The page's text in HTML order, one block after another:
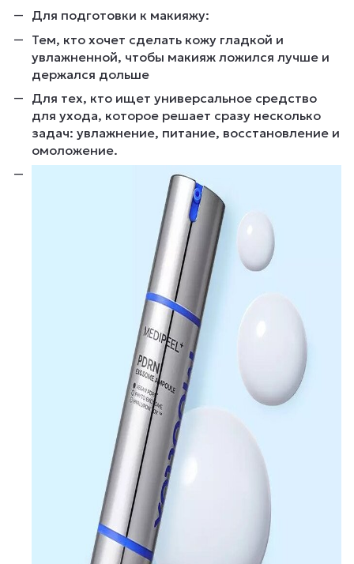
Для подготовки к макияжу:
Тем, кто хочет сделать кожу гладкой и
увлажненной, чтобы макияж ложился лучше и
держался дольше
Для тех, кто ищет универсальное средство
для ухода, которое решает сразу несколько
задач: увлажнение, питание, восстановление и
омоложение.